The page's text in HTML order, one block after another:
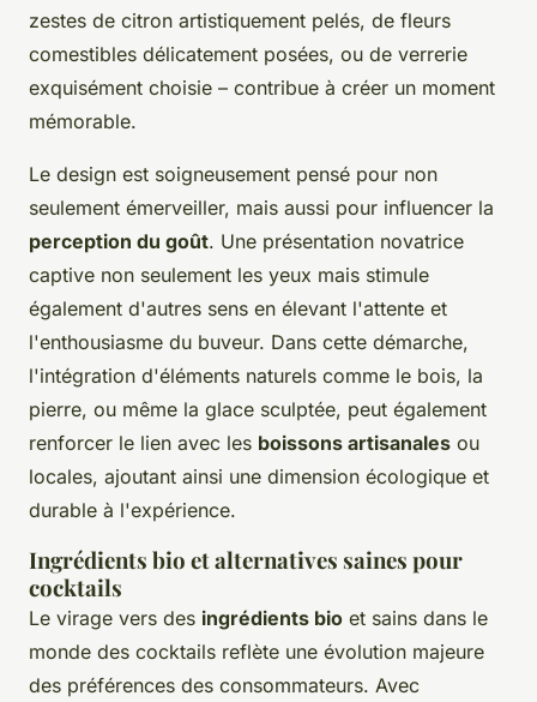
zestes de citron artistiquement pelés, de fleurs
comestibles délicatement posées, ou de verrerie
exquisément choisie – contribue à créer un moment
mémorable.
Le design est soigneusement pensé pour non
seulement émerveiller, mais aussi pour influencer la
perception du goût. Une présentation novatrice
captive non seulement les yeux mais stimule
également d'autres sens en élevant l'attente et
l'enthousiasme du buveur. Dans cette démarche,
l'intégration d'éléments naturels comme le bois, la
pierre, ou même la glace sculptée, peut également
renforcer le lien avec les boissons artisanales ou
locales, ajoutant ainsi une dimension écologique et
durable à l'expérience.
Ingrédients bio et alternatives saines pour
cocktails
Le virage vers des ingrédients bio et sains dans le
monde des cocktails reflète une évolution majeure
des préférences des consommateurs. Avec